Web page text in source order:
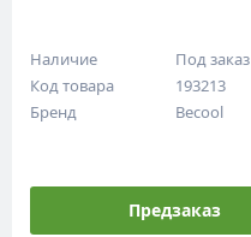
Наличие
Под заказ
Код товара
193213
Бренд
Becool
Предзаказ